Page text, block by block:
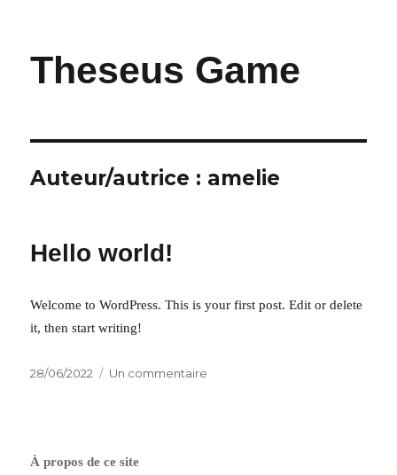
Theseus Game
Auteur/autrice : amelie
Hello world!
Welcome to WordPress. This is your first post. Edit or delete
it, then start writing!
Publié
28/06/2022 Un commentaire
À propos de ce site